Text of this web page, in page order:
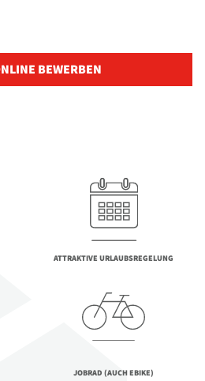
BEWERBEN
ATTRAKTIVE URLAUBSREGELUNG
JOBRAD (AUCH EBIKE)